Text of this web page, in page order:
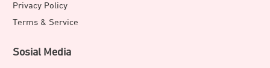
Privacy Policy
Terms & Service
Sosial Media